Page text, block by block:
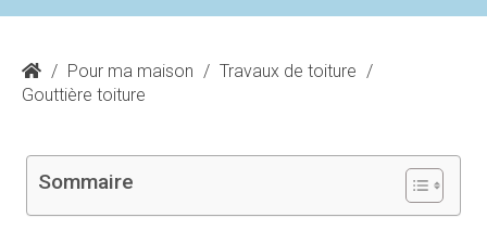
/ Pour ma maison / Travaux de toiture /
Gouttière toiture
Sommaire